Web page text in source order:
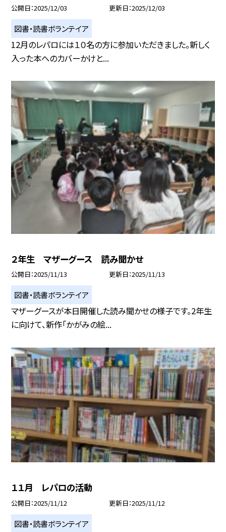
公開日 2025/12/03 更新日 2025/12/03
図書・読書ボランテイア
12月のレパロには１０名の方に参加いただきました。新しく
入った本へのカバーかけと...
２年生 マザーグース 読み聞かせ
公開日 2025/11/13 更新日 2025/11/13
図書・読書ボランテイア
マザーグースが本日開催した読み聞かせの様子です。2年生
に向けて、新作「かがみの絵...
１１月 レパロの活動
公開日 2025/11/12 更新日 2025/11/12
図書・読書ボランテイア